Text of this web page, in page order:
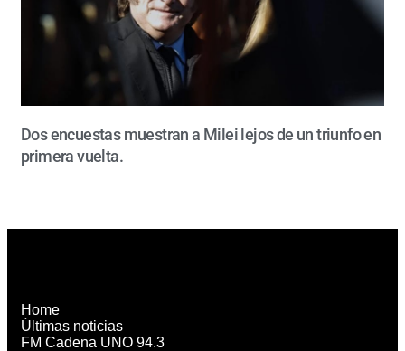
Dos encuestas muestran a Milei lejos de un triunfo en
primera vuelta.
Home
Últimas noticias
FM Cadena UNO 94.3